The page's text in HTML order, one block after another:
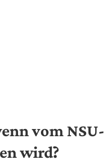
vom NSU-
wird?